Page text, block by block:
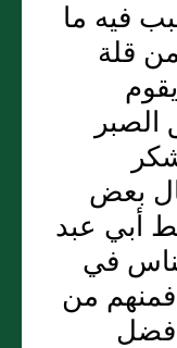
فيه ما
قلة
بعض
أبي عبد
في
من
فضل